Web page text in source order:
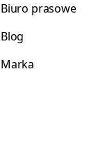
Biuro prasowe
Blog
Marka